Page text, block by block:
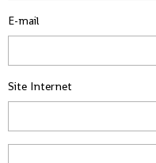
E-mail
Site Internet